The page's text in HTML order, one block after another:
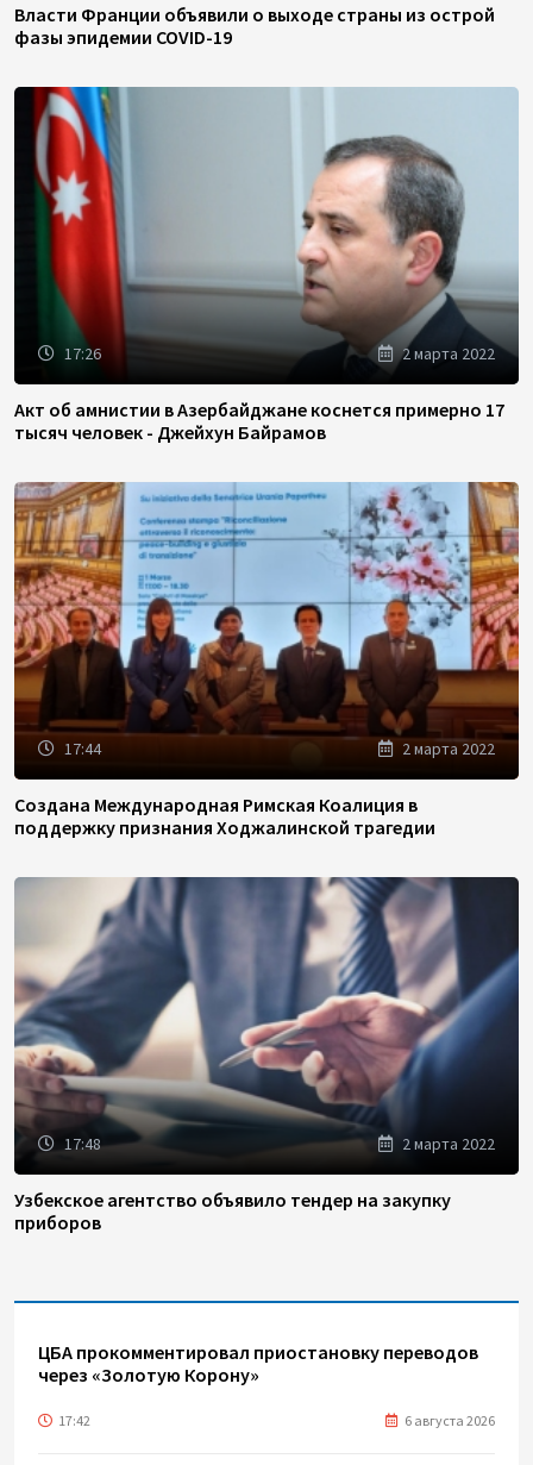
Власти Франции объявили о выходе страны из острой
фазы эпидемии COVID-19
17:26 2 марта 2022
Акт об амнистии в Азербайджане коснется примерно 17
тысяч человек - Джейхун Байрамов
17:44 2 марта 2022
Создана Международная Римская Коалиция в
поддержку признания Ходжалинской трагедии
17:48 2 марта 2022
Узбекское агентство объявило тендер на закупку
приборов
ЦБА прокомментировал приостановку переводов
через «Золотую Корону»
17:42 6 августа 2026